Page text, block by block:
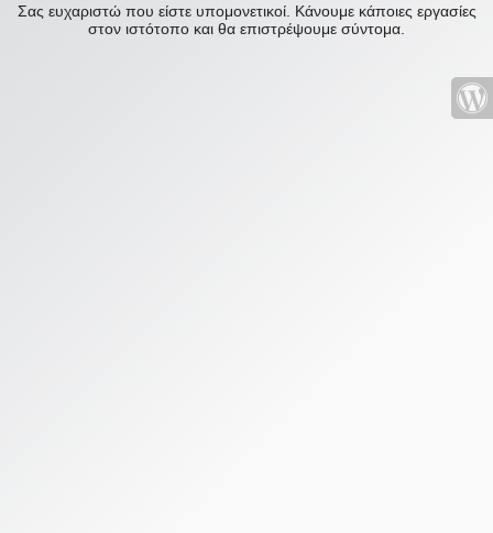
Σας ευχαριστώ που είστε υπομονετικοί. Κάνουμε κάποιες εργασίες
στον ιστότοπο και θα επιστρέψουμε σύντομα.